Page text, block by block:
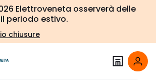
Elettroveneta osserverà delle
periodo estivo.
chiusure